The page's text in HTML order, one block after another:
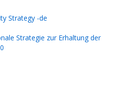
Strategy -de
Strategie zur Erhaltung der